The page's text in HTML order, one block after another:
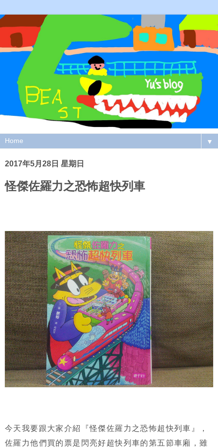
▼
2017年5月28日 星期日
怪傑佐羅力之恐怖超快列車
今天我要跟大家介紹『怪傑佐羅力之恐怖超快列車』，
佐羅力他們買的票是閃亮好超快列車的第五節車廂，雖